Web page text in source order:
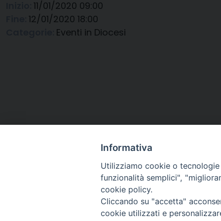
11/01/2020 09:00
12/01/2020 18:00
Eventi in Diocesi
Arcidiocesi di
Informativa
Utilizziamo cookie o
funzionalità semplici",
cookie policy.
Cliccando su "accetta"
cookie utilizzati e